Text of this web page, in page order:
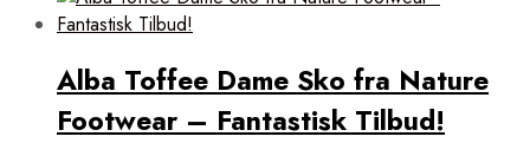
Alba Toffee Dame Sko fra Nature
Footwear – Fantastisk Tilbud!